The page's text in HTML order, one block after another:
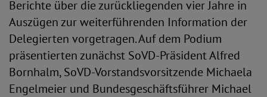
Berichte über die zurückliegenden vier Jahre in
Auszügen zur weiterführenden Information der
Delegierten vorgetragen. Auf dem Podium
präsentierten zunächst SoVD-Präsident Alfred
Bornhalm, SoVD-Vorstandsvorsitzende Michaela
Engelmeier und Bundesgeschäftsführer Michael